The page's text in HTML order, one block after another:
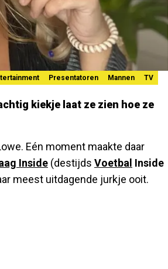
Presentatoren Mannen TV
kiekje laat ze zien hoe ze
Eén moment maakte daar
Inside (destijds Voetbal Inside
meest uitdagende jurkje ooit.